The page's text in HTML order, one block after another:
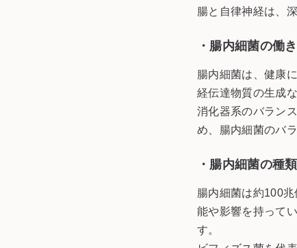
腸と自律神経は、
・腸内細菌の働き
腸内細菌は、健康
経伝達物質の生成
消化器系のバラン
め、腸内細菌のバ
・腸内細菌の種
腸内細菌は約100
能や影響を持って
す。